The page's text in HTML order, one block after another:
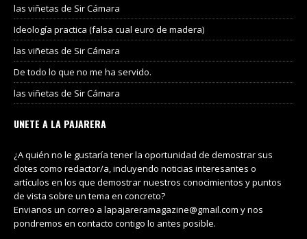
las viñetas de Sir Cámara
Ideología practica (falsa cual euro de madera)
las viñetas de Sir Cámara
De todo lo que no me ha servido.
las viñetas de Sir Cámara
UNETE A LA PAJARERA
¿A quién no le gustaría tener la oportunidad de demostrar sus
dotes como redactor/a, incluyendo noticias interesantes o
artículos en los que demostrar nuestros conocimientos y puntos
de vista sobre un tema en concreto?
Envianos un correo a lapajareramagazine@gmail.com y nos
pondremos en contacto contigo lo antes posible.